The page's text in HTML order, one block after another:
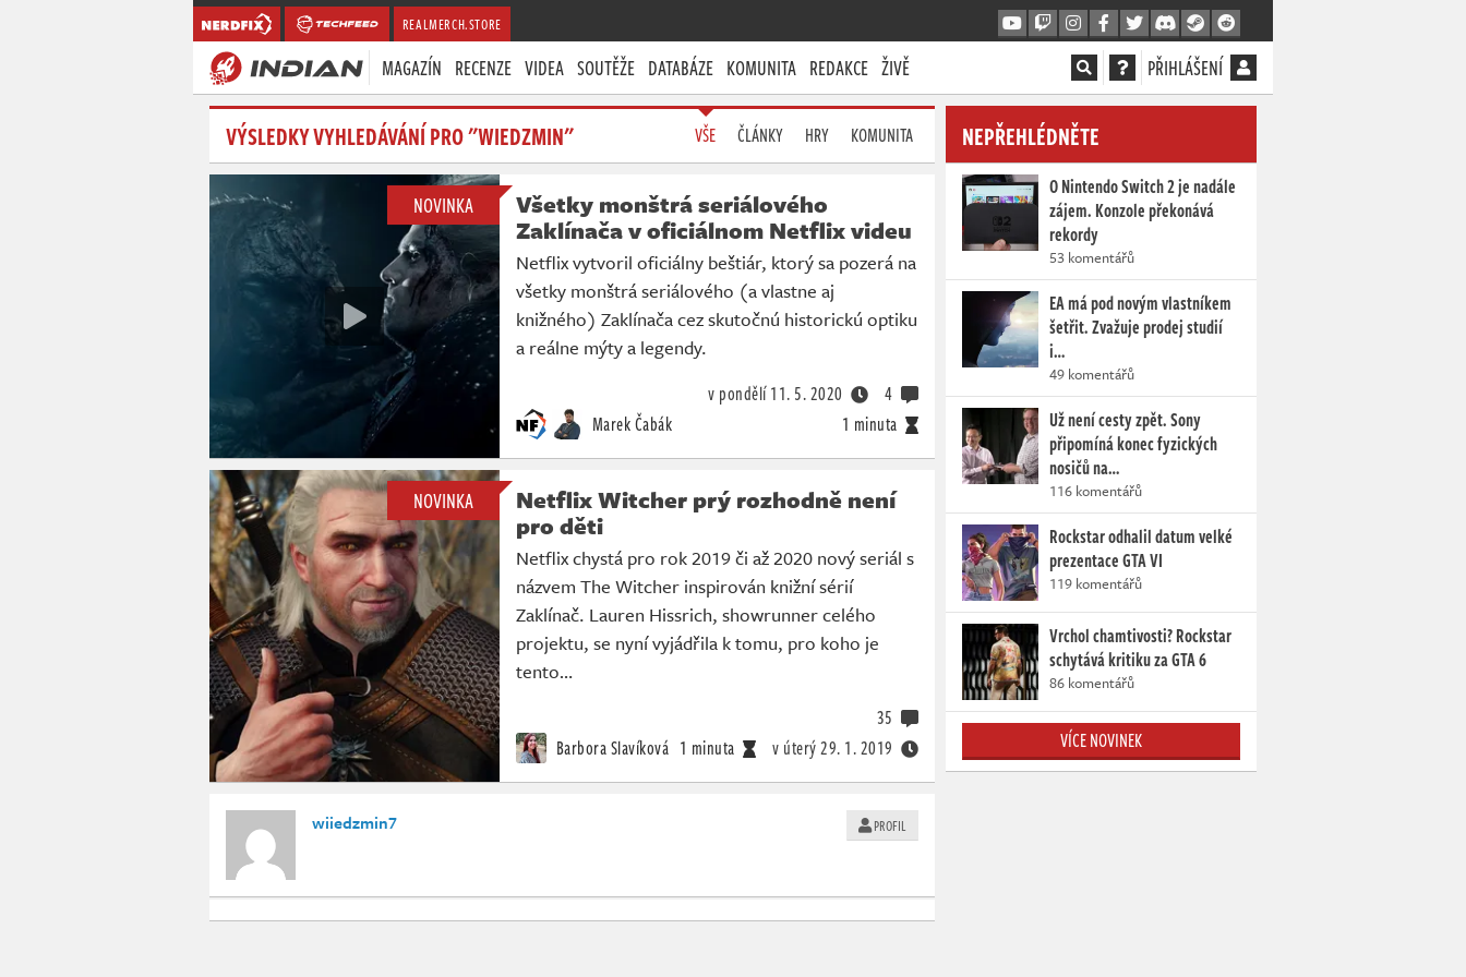
REALMERCH.STORE
MAGAZÍN RECENZE VIDEA SOUTĚŽE DATABÁZE KOMUNITA REDAKCE ŽIVĚ PŘIHLÁŠENÍ
VÝSLEDKY VYHLEDÁVÁNÍ PRO "WIEDZMIN" VŠE ČLÁNKY HRY KOMUNITA
NOVINKA
Všetky monštrá seriálového
Zaklínača v oficiálnom Netflix videu
Netflix vytvoril oficiálny beštiár, ktorý sa pozerá na
všetky monštrá seriálového (a vlastne aj
knižného) Zaklínača cez skutočnú historickú optiku
a reálne mýty a legendy.
Marek Čabák 1 minuta
v pondělí11. 5. 2020 4
NOVINKA
Netflix Witcher prý rozhodně není
pro děti
Netflix chystá pro rok 2019 či až 2020 nový seriál s
názvem The Witcher inspirován knižní sérií
Zaklínač. Lauren Hissrich, showrunner celého
projektu, se nyní vyjádřila k tomu, pro koho je
tento…
Barbora Slavíková 1 minuta v úterý29. 1. 2019
35
wiiedzmin7 PROFIL
NEPŘEHLÉDNĚTE
O Nintendo Switch 2 je nadále
zájem. Konzole překonává
rekordy
53 komentářů
EA má pod novým vlastníkem
šetřit. Zvažuje prodej studií
i…
49 komentářů
Už není cesty zpět. Sony
připomíná konec fyzických
nosičů na…
116 komentářů
Rockstar odhalil datum velké
prezentace GTA VI
119 komentářů
Vrchol chamtivosti? Rockstar
schytává kritiku za GTA 6
86 komentářů
VÍCE NOVINEK